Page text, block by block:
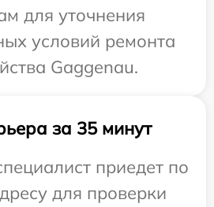
для уточнения
условий ремонта
Gaggenau.
за 35 минут
приедет по
для проверки